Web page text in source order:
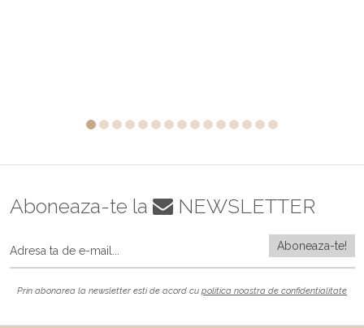
Aboneaza-te la NEWSLETTER
Prin abonarea la newsletter esti de acord cu politica noastra de confidentialitate